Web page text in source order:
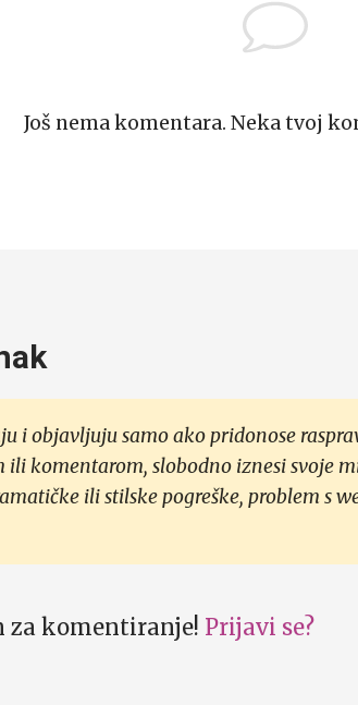
Još nema komentara. Neka tvoj
i objavljuju samo ako pridonose
ili komentarom, slobodno iznesi svoje
ili stilske pogreške, problem s
za komentiranje! Prijavi se?